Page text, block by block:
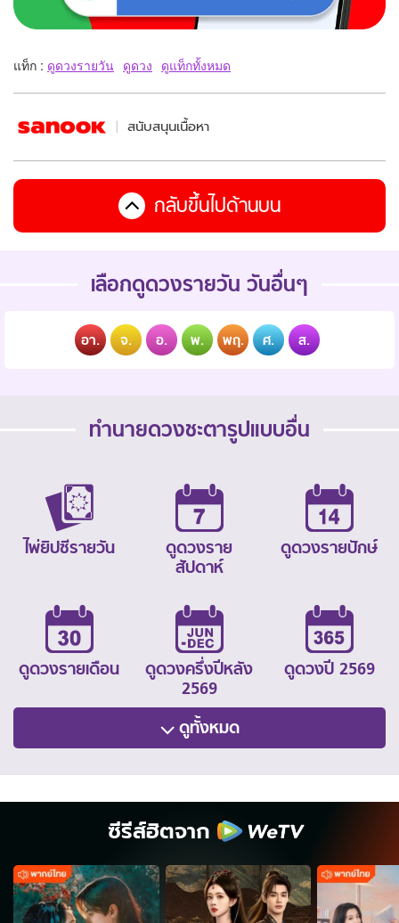
แท็ก : ดูดวงรายวัน ดูดวง ดูแท็กทั้งหมด
สนับสนุนเนื้อหา
กลับขึ้นไปด้านบน
เลือกดูดวงรายวัน วันอื่นๆ
อา. จ. อ. พ. พฤ. ศ. ส.
ทำนายดวงชะตารูปแบบอื่น
ไพ่ยิปซีรายวัน
ดูดวงราย
สัปดาห์
ดูดวงรายปักษ์
ดูดวงรายเดือน
ดูดวงครึ่งปีหลัง
2569
ดูดวงปี 2569
ดูทั้งหมด
ซีรีส์ฮิตจาก